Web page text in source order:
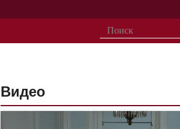
Видео